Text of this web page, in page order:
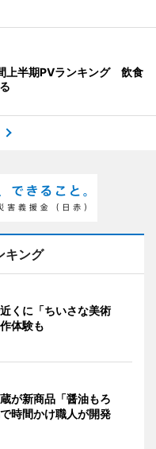
上半期PVランキング 飲食
キング
くに「ちいさな美術
体験も
が新商品「醤油もろ
時間かけ職人が開発